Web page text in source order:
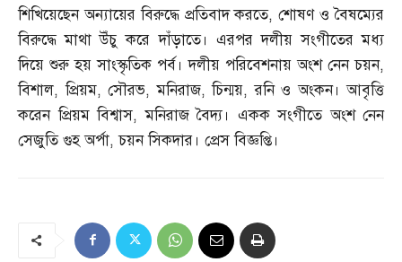
শিখিয়েছেন অন্যায়ের বিরুদ্ধে প্রতিবাদ করতে,শোষণ ও বৈষম্যের
বিরুদ্ধে মাথা উঁচু করে দাঁড়াতে। এরপর দলীয় সংগীতের মধ্য
দিয়ে শুরু হয় সাংস্কৃতিক পর্ব। দলীয় পরিবেশনায় অংশ নেন চয়ন,
বিশাল,প্রিয়ম, সৌরভ,মনিরাজ,চিন্ময়,রনি ও অংকন। আবৃত্তি
করেন প্রিয়ম বিশ্বাস,মনিরাজ বৈদ্য। একক সংগীতে অংশ নেন
সেজুতি গুহ অর্পা,চয়ন সিকদার। প্রেস বিজ্ঞপ্তি।